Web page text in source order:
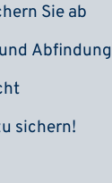
Sie ab
Abfindung
sichern!